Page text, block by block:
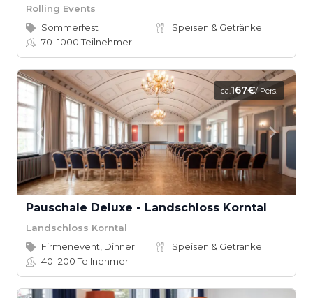
Rolling Events
Sommerfest
Speisen & Getränke
70–1000Teilnehmer
ca.167€/ Pers.
Pauschale Deluxe - Landschloss Korntal
Landschloss Korntal
Firmenevent, Dinner
Speisen & Getränke
40–200Teilnehmer